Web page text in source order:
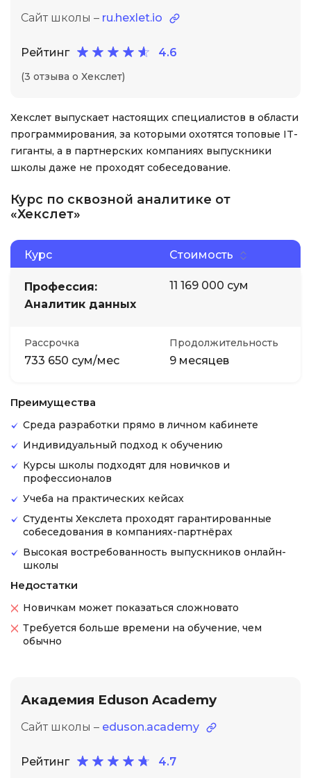
Сайт школы – ru.hexlet.io
Рейтинг 4.6
(3 отзыва о Хекслет)
Хекслет выпускает настоящих специалистов в области
программирования, за которыми охотятся топовые IT-
гиганты, а в партнерских компаниях выпускники
школы даже не проходят собеседование.
Курс по сквозной аналитике от
«Хекслет»
Курс Стоимость
Профессия:
Аналитик данных
11 169 000 сум
Рассрочка
733 650 сум/мес
Продолжительность
9 месяцев
Преимущества
Среда разработки прямо в личном кабинете
Индивидуальный подход к обучению
Курсы школы подходят для новичков и
профессионалов
Учеба на практических кейсах
Студенты Хекслета проходят гарантированные
собеседования в компаниях-партнёрах
Высокая востребованность выпускников онлайн-
школы
Недостатки
Новичкам может показаться сложновато
Требуется больше времени на обучение, чем
обычно
Академия Eduson Academy
Сайт школы – eduson.academy
Рейтинг 4.7